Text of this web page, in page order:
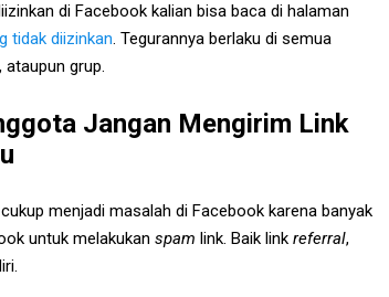
di Facebook kalian bisa baca di halaman
tidak diizinkan. Tegurannya berlaku di semua
ataupun grup.
Jangan Mengirim Link
menjadi masalah di Facebook karena banyak
untuk melakukan spam link. Baik link referral,